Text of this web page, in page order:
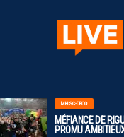
CLUB
MHSC-DFCO
MÉFIANCE DE
PROMU